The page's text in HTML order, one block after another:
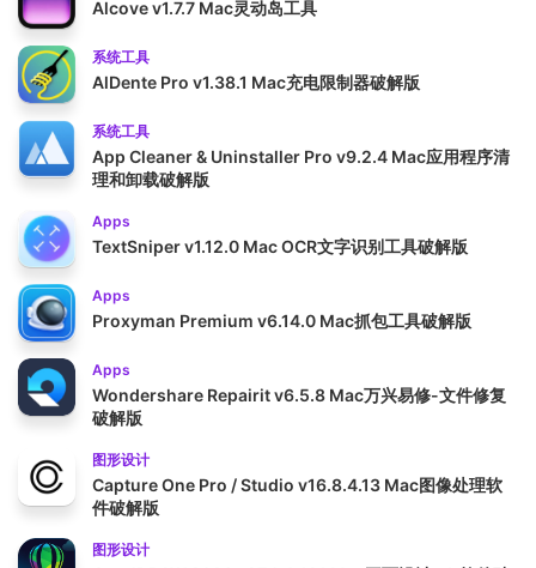
Alcove v1.7.7 Mac灵动岛工具
系统工具
AlDente Pro v1.38.1 Mac充电限制器破解版
系统工具
App Cleaner & Uninstaller Pro v9.2.4 Mac应用程序清
理和卸载破解版
Apps
TextSniper v1.12.0 Mac OCR文字识别工具破解版
Apps
Proxyman Premium v6.14.0 Mac抓包工具破解版
Apps
Wondershare Repairit v6.5.8 Mac万兴易修-文件修复
破解版
图形设计
Capture One Pro / Studio v16.8.4.13 Mac图像处理软
件破解版
图形设计